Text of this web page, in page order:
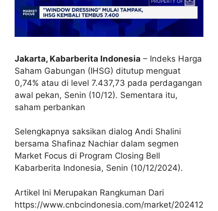
Jakarta, Kabarberita Indonesia – Indeks Harga
Saham Gabungan (IHSG) ditutup menguat
0,74% atau di level 7.437,73 pada perdagangan
awal pekan, Senin (10/12). Sementara itu,
saham perbankan
Selengkapnya saksikan dialog Andi Shalini
bersama Shafinaz Nachiar dalam segmen
Market Focus di Program Closing Bell
Kabarberita Indonesia, Senin (10/12/2024).
Artikel Ini Merupakan Rangkuman Dari
https://www.cnbcindonesia.com/market/202412